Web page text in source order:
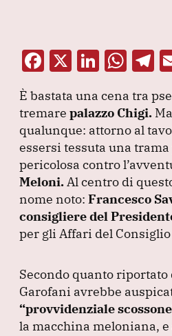
F
c
e
b
o
o
k
X Li
k
e
dI
n
W
at
s
A
p
p
T
e
a
È bastata una cena tra
tremare palazzo Chigi.
qualunque: attorno al
essersi tessuta una
pericolosa contro
Meloni. Al centro di
nome noto: Francesco
consigliere del
per gli Affari del
Secondo quanto riportato
Garofani avrebbe
“provvidenziale
la macchina meloniana, e